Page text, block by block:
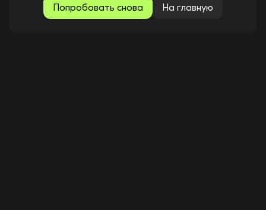
Попробовать снова На главную